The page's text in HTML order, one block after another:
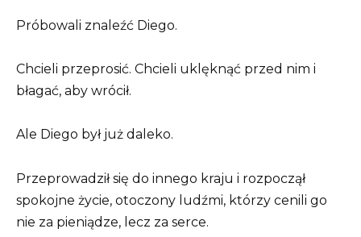
Próbowali znaleźć Diego.
Chcieli przeprosić. Chcieli uklęknąć przed nim i
błagać, aby wrócił.
Ale Diego był już daleko.
Przeprowadził się do innego kraju i rozpoczął
spokojne życie, otoczony ludźmi, którzy cenili go
nie za pieniądze, lecz za serce.